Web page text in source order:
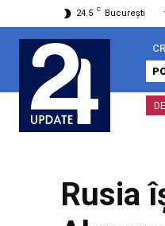
24.5 C București
Rusia